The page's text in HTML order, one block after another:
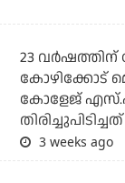
23 വർഷത്തിന്
കോഴിക്കോട്
കോളേജ്
3 weeks ago